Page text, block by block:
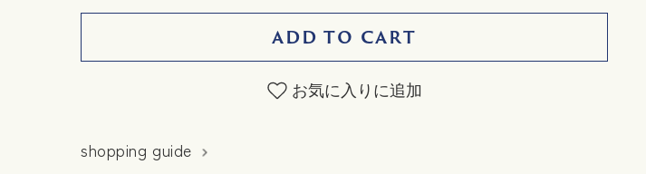
ADD TO CART
お気に入りに追加
shopping guide